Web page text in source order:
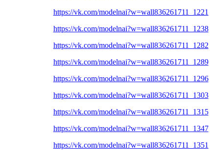
https://vk.com/modelnai?w=wall836261711_1221
https://vk.com/modelnai?w=wall836261711_1238
https://vk.com/modelnai?w=wall836261711_1282
https://vk.com/modelnai?w=wall836261711_1289
https://vk.com/modelnai?w=wall836261711_1296
https://vk.com/modelnai?w=wall836261711_1303
https://vk.com/modelnai?w=wall836261711_1315
https://vk.com/modelnai?w=wall836261711_1347
https://vk.com/modelnai?w=wall836261711_1351